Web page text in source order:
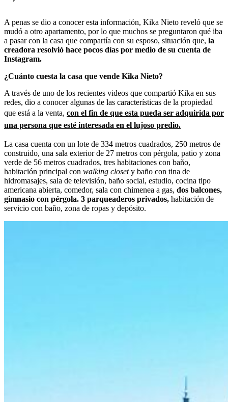
A penas se dio a conocer esta información, Kika Nieto reveló que se
mudó a otro apartamento, por lo que muchos se preguntaron qué iba
a pasar con la casa que compartía con su esposo, situación que, la
creadora resolvió hace pocos días por medio de su cuenta de
Instagram.
¿Cuánto cuesta la casa que vende Kika Nieto?
A través de uno de los recientes videos que compartió Kika en sus
redes, dio a conocer algunas de las características de la propiedad
que está a la venta, con el fin de que esta pueda ser adquirida por
una persona que esté interesada en el lujoso predio.
La casa cuenta con un lote de 334 metros cuadrados, 250 metros de
construido, una sala exterior de 27 metros con pérgola, patio y zona
verde de 56 metros cuadrados, tres habitaciones con baño,
habitación principal con walking closety baño con tina de
hidromasajes, sala de televisión, baño social, estudio, cocina tipo
americana abierta, comedor, sala con chimenea a gas, dos balcones,
gimnasio con pérgola. 3 parqueaderos privados, habitación de
servicio con baño, zona de ropas y depósito.